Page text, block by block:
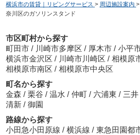
横浜市の賃貸｜リビングサービス > 周辺施設案内 >
奈川区のガソリンスタンド
市区町村から探す
町田市 / 川崎市多摩区 / 厚木市 / 小平
横浜市金沢区 / 川崎市川崎区 / 相模原
相模原市南区 / 相模原市中央区
町名から探す
金森 / 栗谷 / 温水 / 仲町 / 六浦東 / 三井
清新 / 御園
路線から探す
小田急小田原線 / 横浜線 / 東急田園都